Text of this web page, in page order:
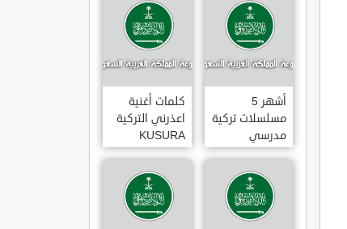
أشهر 5
مسلسلات تركية
مدرسي
رومانسي و
كوميدي و
درامي مدبلج.
في تركيا
كلمات أغنية
اعذرني التركية
KUSURA
BAKMA
مترجمة للعربية
غناء المطربة
سيزن أكسو
SEZEN AKSU